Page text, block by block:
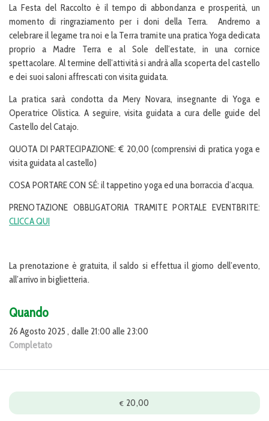
La Festa del Raccolto è il tempo di abbondanza e prosperità, un
momento di ringraziamento per i doni della Terra. Andremo a
celebrare il legame tra noi e la Terra tramite una pratica Yoga dedicata
proprio a Madre Terra e al Sole dell’estate, in una cornice
spettacolare. Al termine dell’attività si andrà alla scoperta del castello
e dei suoi saloni affrescati con visita guidata.
La pratica sarà condotta da Mery Novara, insegnante di Yoga e
Operatrice Olistica. A seguire, visita guidata a cura delle guide del
Castello del Catajo.
QUOTA DI PARTECIPAZIONE: € 20,00 (comprensivi di pratica yoga e
visita guidata al castello)
COSA PORTARE CON SÉ: il tappetino yoga ed una borraccia d’acqua.
PRENOTAZIONE OBBLIGATORIA TRAMITE PORTALE EVENTBRITE:
CLICCA QUI
La prenotazione è gratuita, il saldo si effettua il giorno dell’evento,
all’arrivo in biglietteria.
Quando
26 Agosto 2025 , dalle 21:00 alle 23:00
Completato
€ 20,00